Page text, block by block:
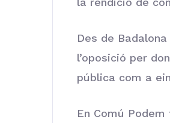
Des de
l’oposició per
pública com a
En Comú